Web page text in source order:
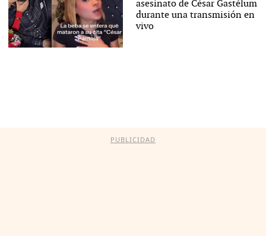
asesinato de César Gastélum
durante una transmisión en
vivo
PUBLICIDAD